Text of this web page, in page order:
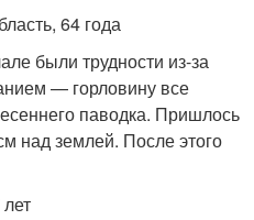
64 года
были трудности из-за
— горловину все
паводка. Пришлось
над землей. После этого